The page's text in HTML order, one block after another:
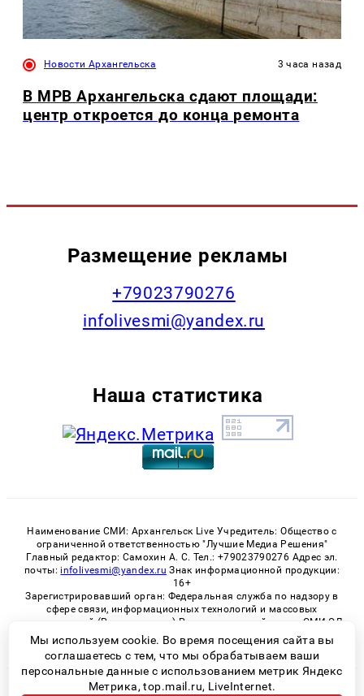
Новости Архангельска 3 часа назад
В МРВ Архангельска сдают площади:
центр откроется до конца ремонта
Размещение рекламы
+79023790276
infolivesmi@yandex.ru
Наша статистика
Наименование СМИ: Архангельск Live Учредитель: Общество с
ограниченной ответственностью "Лучшие Медиа Решения"
Главный редактор: Самохин А. С. Тел.: +79023790276 Адрес эл.
почты: infolivesmi@yandex.ru Знак информационной продукции:
16+
Зарегистрировавший орган: Федеральная служба по надзору в
сфере связи, информационных технологий и массовых
коммуникаций (Роскомнадзор) Регистрационный номер СМИ ЭЛ
№ ФС 77 - 82533 от 21.01.2022
© 2026 «Архангельск Live» | Все права защищены
Мы используем cookie. Во время посещения сайта вы
соглашаетесь с тем, что мы обрабатываем ваши
персональные данные с использованием метрик Яндекс
Метрика, top.mail.ru, LiveInternet.